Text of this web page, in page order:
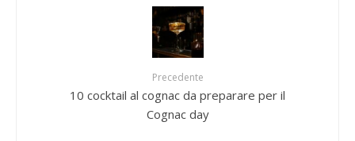
Precedente
10 cocktail al cognac da preparare per il
Cognac day